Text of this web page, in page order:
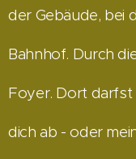
der Gebäude, bei
Bahnhof. Durch
Foyer. Dort darfst
dich ab - oder